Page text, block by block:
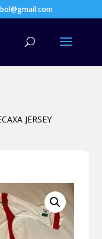
JERSEY